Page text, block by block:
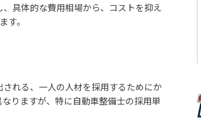
具体的な費用相場から、コストを抑え
す。
れる、一人の人材を採用するためにか
りますが、特に自動車整備士の採用単